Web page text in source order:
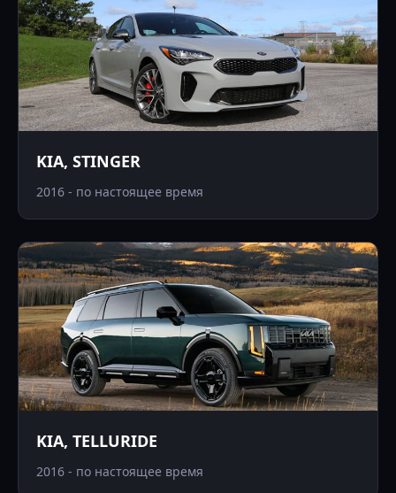
KIA, STINGER
2016 - по настоящее время
KIA, TELLURIDE
2016 - по настоящее время